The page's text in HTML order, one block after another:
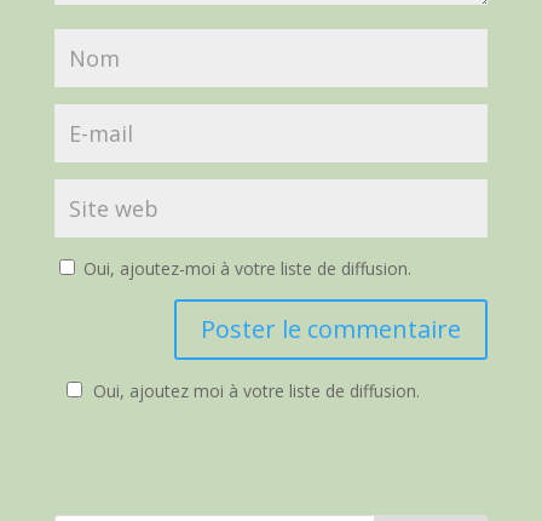
Oui, ajoutez-moi à votre liste de diffusion.
Oui, ajoutez moi à votre liste de diffusion.